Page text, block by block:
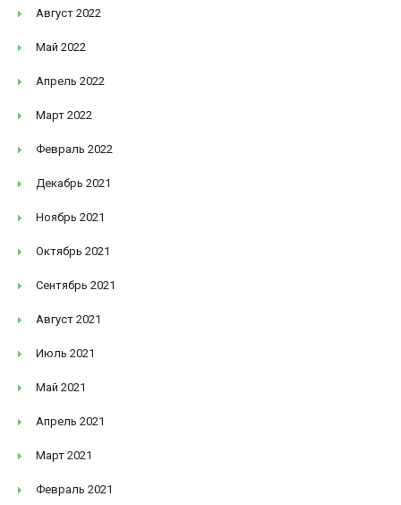
Август 2022
Май 2022
Апрель 2022
Март 2022
Февраль 2022
Декабрь 2021
Ноябрь 2021
Октябрь 2021
Сентябрь 2021
Август 2021
Июль 2021
Май 2021
Апрель 2021
Март 2021
Февраль 2021